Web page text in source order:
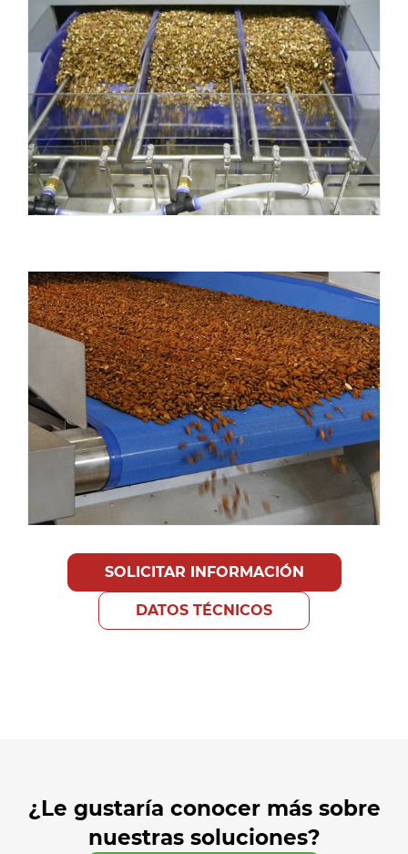
SOLICITAR INFORMACIÓN
DATOS TÉCNICOS
¿Le gustaría conocer más sobre
nuestras soluciones?